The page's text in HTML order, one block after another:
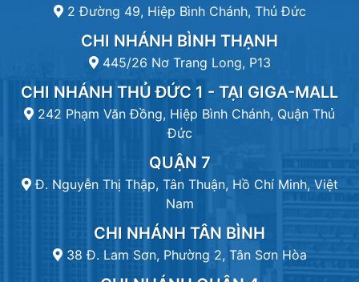
2 Đường 49, Hiệp Bình Chánh, Thủ Đức
CHI NHÁNH BÌNH THẠNH
445/26 Nơ Trang Long, P13
CHI NHÁNH THỦ ĐỨC 1 - TẠI GIGA-MALL
242 Phạm Văn Đồng, Hiệp Bình Chánh, Quận Thủ
Đức
QUẬN 7
Đ. Nguyễn Thị Thập, Tân Thuận, Hồ Chí Minh, Việt
Nam
CHI NHÁNH TÂN BÌNH
38 Đ. Lam Sơn, Phường 2, Tân Sơn Hòa